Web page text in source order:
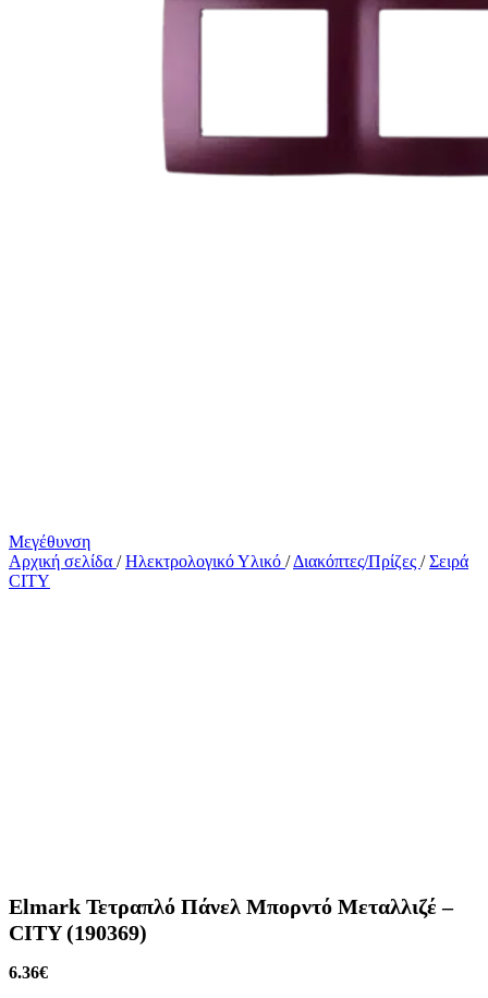
Μεγέθυνση
Αρχική σελίδα / Ηλεκτρολογικό Υλικό / Διακόπτες/Πρίζες / Σειρά
CITY
Elmark Τετραπλό Πάνελ Μπορντό Μεταλλιζέ –
CITY (190369)
6.36€